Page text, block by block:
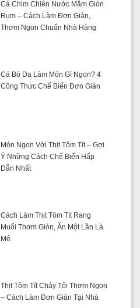
Cá Chim Chiên Nước Mắm Giòn
Rụm – Cách Làm Đơn Giản,
Thơm Ngon Chuẩn Nhà Hàng
Cá Bò Da Làm Món Gì Ngon? 4
Công Thức Chế Biến Đơn Giản
Món Ngon Với Thịt Tôm Tít – Gợi
Ý Những Cách Chế Biến Hấp
Dẫn Nhất
Cách Làm Thịt Tôm Tít Rang
Muối Thơm Giòn, Ăn Một Lần Là
Mê
Thịt Tôm Tít Cháy Tỏi Thơm Ngon
– Cách Làm Đơn Giản Tại Nhà